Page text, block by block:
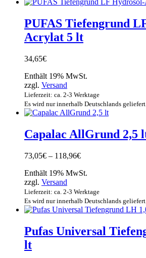
PUFAS Tiefengrund
Acrylat 5 lt
34,65€
Enthält 19% MwSt.
zzgl. Versand
Lieferzeit: ca. 2-3 Werktage
Es wird nur innerhalb Deutschlands geliefert.
Capalac AllGrund 2,5
73,05€ – 118,96€Preisspanne:
bis
Enthält 19% MwSt.
zzgl. Versand
Lieferzeit: ca. 2-3 Werktage
Es wird nur innerhalb Deutschlands geliefert.
Pufas Universal
lt